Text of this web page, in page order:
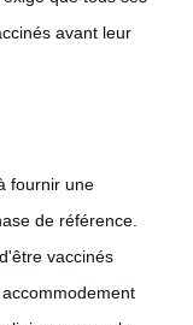
avant leur
fournir une
de référence.
vaccinés